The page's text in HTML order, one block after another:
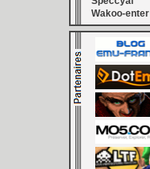
Wakoo-enter